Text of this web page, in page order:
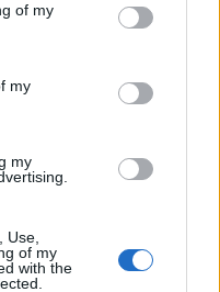
of my
my
my
Use,
of my
with the
süße und
Champions.
Fauxpas“, die man
der häufigsten Fehler
Parfums mit einer
Düfte können für
Projektion eines